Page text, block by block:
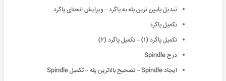
تبدیل پایین ترین پله به پاگرد – ویرایش انحنای پاگرد
تکمیل پاگرد
تکمیل پاگرد (۱) – تکمیل پاگرد (۲)
درج Spindle
ایجاد Spindle – تصحیح بالاترین پله – تکمیل Spindle